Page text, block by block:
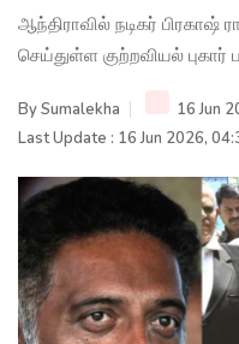
ஆந்திராவில் நடிகர் பிரகாஷ்
செய்துள்ள குற்றவியல் புகார்
BySumalekha
16 Jun
Last Update : 16 Jun 2026,